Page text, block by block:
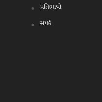
પ્રતિભાવો
સંપર્ક